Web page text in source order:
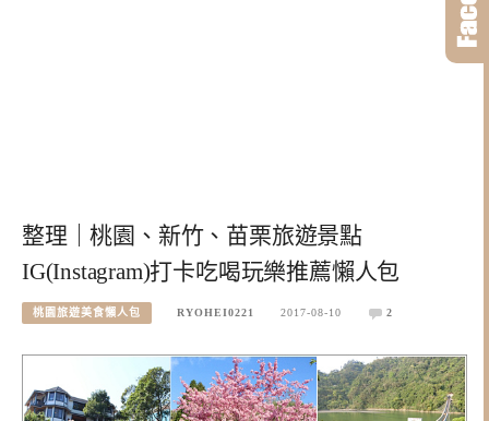
整理｜桃園、新竹、苗栗旅遊景點
IG(Instagram)打卡吃喝玩樂推薦懶人包
桃園旅遊美食懶人包 RYOHEI0221 2017-08-10 2